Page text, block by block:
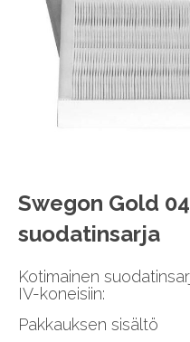
Swegon Gold
suodatinsarja
Kotimainen
IV-koneisiin:
Pakkauksen sisältö
images
gallery
Skip
to
the
of
the
gallery